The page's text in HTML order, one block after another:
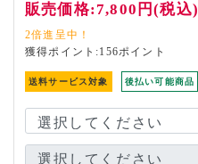
販売価格:7,800円(税込)
2倍進呈中！
獲得ポイント:156ポイント
送料サービス対象 後払い可能商品